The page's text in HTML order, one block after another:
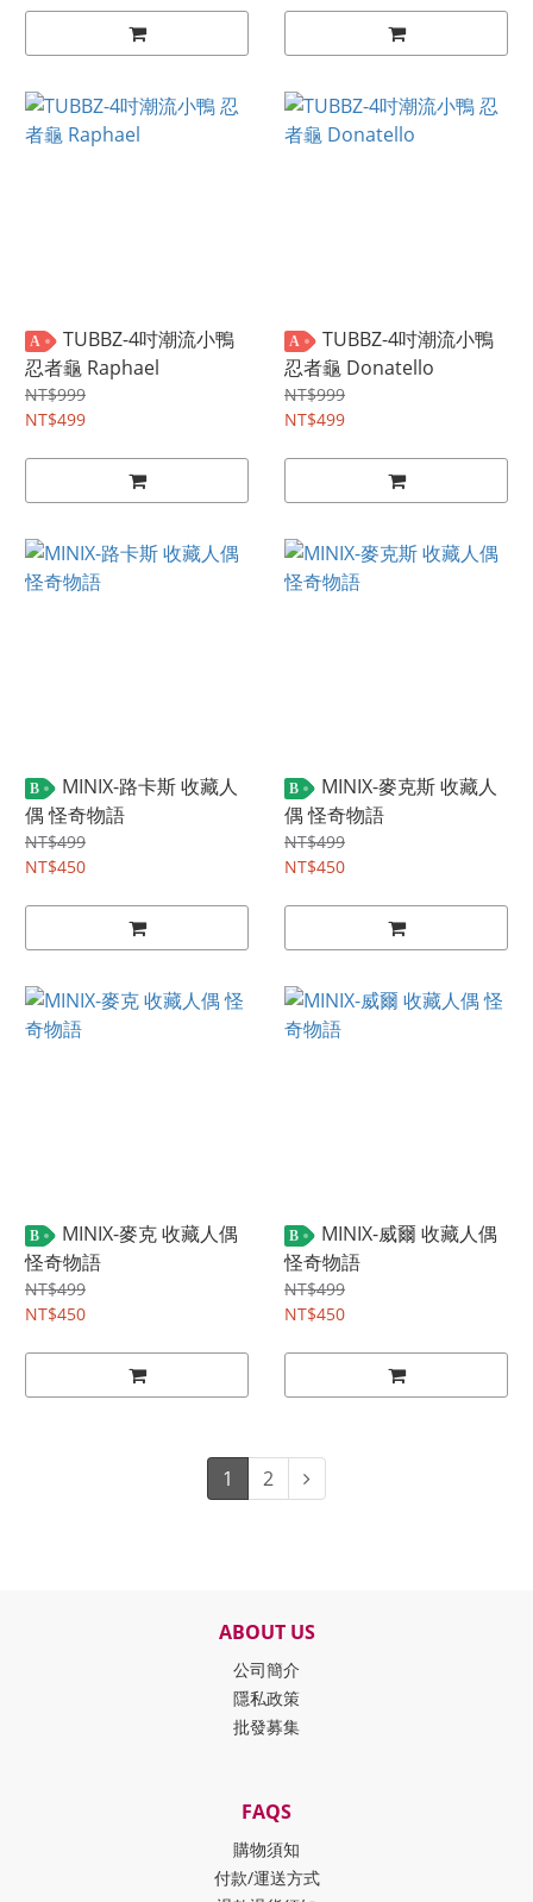
A
TUBBZ-4吋潮流小鴨
忍者龜 Raphael
NT$999
NT$499
A
TUBBZ-4吋潮流小鴨
忍者龜 Donatello
NT$999
NT$499
B
MINIX-路卡斯 收藏人
偶 怪奇物語
NT$499
NT$450
B
MINIX-麥克斯 收藏人
偶 怪奇物語
NT$499
NT$450
B
MINIX-麥克 收藏人偶
怪奇物語
NT$499
NT$450
B
MINIX-威爾 收藏人偶
怪奇物語
NT$499
NT$450
1 2
ABOUT US
公司簡介
隱私政策
批發募集
FAQS
購物須知
付款/運送方式